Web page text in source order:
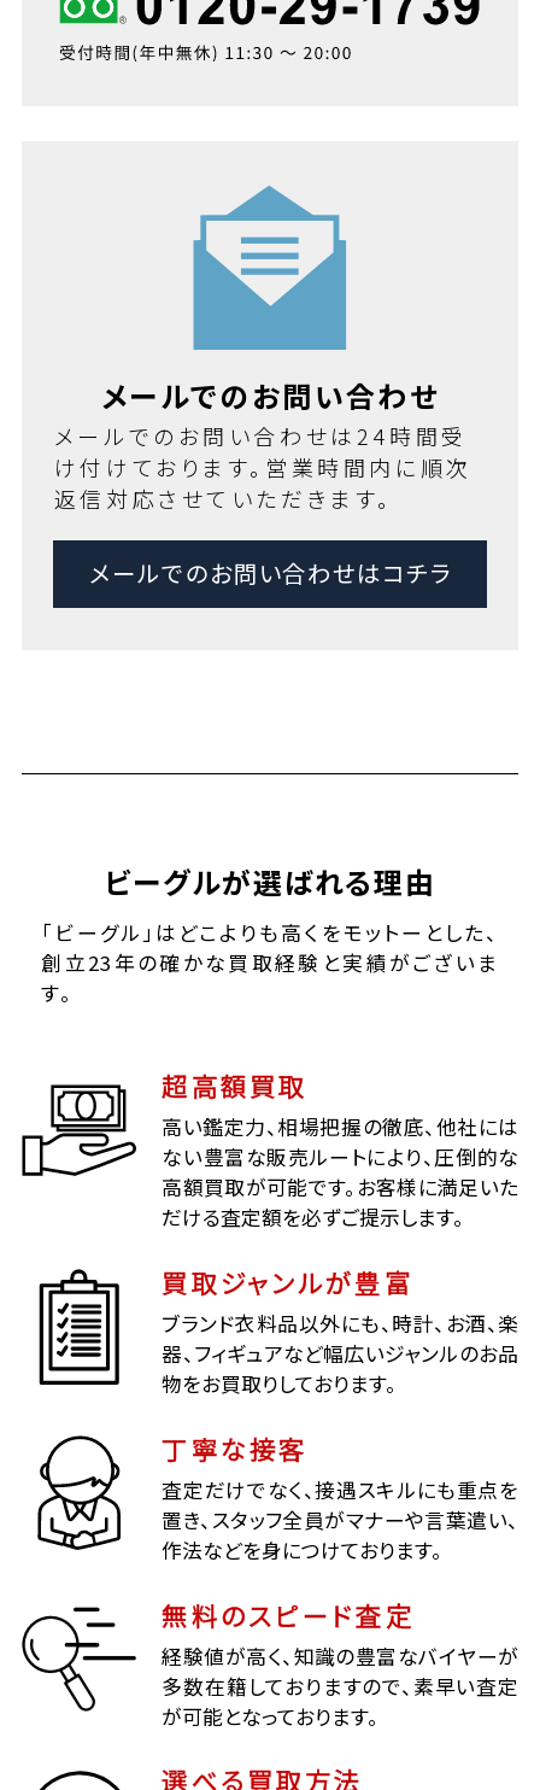
メールでのお問い合わせ
メールでのお問い合わせは24時間受
け付けております。営業時間内に順次
返信対応させていただきます。
メールでのお問い合わせはコチラ
ビーグルが選ばれる理由
「ビーグル」はどこよりも高くをモットーとした、
創立23年の確かな買取経験と実績がございま
す。
超高額買取
高い鑑定力、相場把握の徹底、他社には
ない豊富な販売ルートにより、圧倒的な
高額買取が可能です。お客様に満足いた
だける査定額を必ずご提示します。
買取ジャンルが豊富
ブランド衣料品以外にも、時計、お酒、楽
器、フィギュアなど幅広いジャンルのお品
物をお買取りしております。
丁寧な接客
査定だけでなく、接遇スキルにも重点を
置き、スタッフ全員がマナーや言葉遣い、
作法などを身につけております。
無料のスピード査定
経験値が高く、知識の豊富なバイヤーが
多数在籍しておりますので、素早い査定
が可能となっております。
選べる買取方法